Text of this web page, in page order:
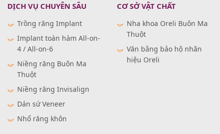
DỊCH VỤ CHUYÊN SÂU
Trồng răng Implant
Implant toàn hàm All-on-
4 / All-on-6
Niềng răng Buôn Ma
Thuột
Niềng răng Invisalign
Dán sứ Veneer
Nhổ răng khôn
CƠ SỞ VẬT CHẤT
Nha khoa Oreli Buôn Ma
Thuột
Văn bằng bảo hộ nhãn
hiệu Oreli